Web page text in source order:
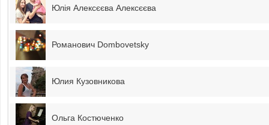
Юлія Алексєєва Алексєєва
Романович Dombovetsky
Юлия Кузовникова
Ольга Костюченко